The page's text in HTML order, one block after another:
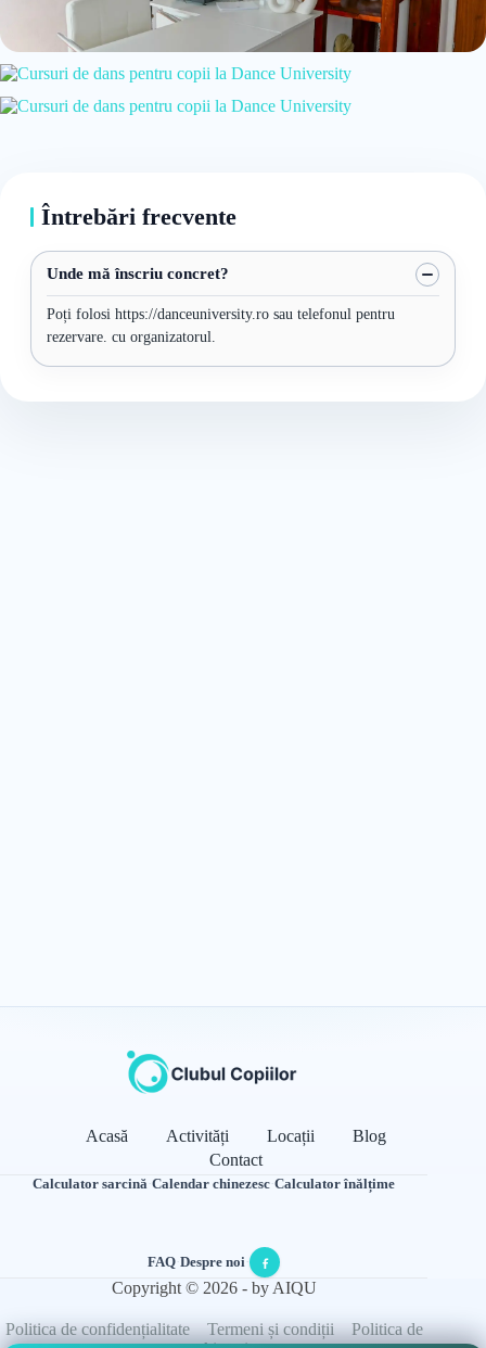
Întrebări frecvente
Unde mă înscriu concret?
Poți folosi https://danceuniversity.ro sau telefonul pentru
rezervare. cu organizatorul.
Acasă Activități Locații
Blog
Contact
Calculator sarcină·Calendar chinezesc·Calculator înălțime
FAQ·Despre noi·
Copyright © 2026 - by AIQU
Politica de confidențialitate Termeni și condiții
Politica de